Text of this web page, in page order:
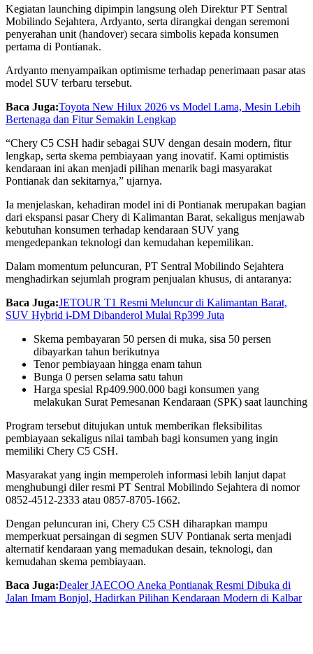
Kegiatan launching dipimpin langsung oleh Direktur PT Sentral
Mobilindo Sejahtera, Ardyanto, serta dirangkai dengan seremoni
penyerahan unit (handover) secara simbolis kepada konsumen
pertama di Pontianak.
Ardyanto menyampaikan optimisme terhadap penerimaan pasar atas
model SUV terbaru tersebut.
Baca Juga:Toyota New Hilux 2026 vs Model Lama, Mesin Lebih
Bertenaga dan Fitur Semakin Lengkap
“Chery C5 CSH hadir sebagai SUV dengan desain modern, fitur
lengkap, serta skema pembiayaan yang inovatif. Kami optimistis
kendaraan ini akan menjadi pilihan menarik bagi masyarakat
Pontianak dan sekitarnya,” ujarnya.
Ia menjelaskan, kehadiran model ini di Pontianak merupakan bagian
dari ekspansi pasar Chery di Kalimantan Barat, sekaligus menjawab
kebutuhan konsumen terhadap kendaraan SUV yang
mengedepankan teknologi dan kemudahan kepemilikan.
Dalam momentum peluncuran, PT Sentral Mobilindo Sejahtera
menghadirkan sejumlah program penjualan khusus, di antaranya:
Baca Juga:JETOUR T1 Resmi Meluncur di Kalimantan Barat,
SUV Hybrid i-DM Dibanderol Mulai Rp399 Juta
Skema pembayaran 50 persen di muka, sisa 50 persen
dibayarkan tahun berikutnya
Tenor pembiayaan hingga enam tahun
Bunga 0 persen selama satu tahun
Harga spesial Rp409.900.000 bagi konsumen yang
melakukan Surat Pemesanan Kendaraan (SPK) saat launching
Program tersebut ditujukan untuk memberikan fleksibilitas
pembiayaan sekaligus nilai tambah bagi konsumen yang ingin
memiliki Chery C5 CSH.
Masyarakat yang ingin memperoleh informasi lebih lanjut dapat
menghubungi diler resmi PT Sentral Mobilindo Sejahtera di nomor
0852-4512-2333 atau 0857-8705-1662.
Dengan peluncuran ini, Chery C5 CSH diharapkan mampu
memperkuat persaingan di segmen SUV Pontianak serta menjadi
alternatif kendaraan yang memadukan desain, teknologi, dan
kemudahan skema pembiayaan.
Baca Juga:Dealer JAECOO Aneka Pontianak Resmi Dibuka di
Jalan Imam Bonjol, Hadirkan Pilihan Kendaraan Modern di Kalbar